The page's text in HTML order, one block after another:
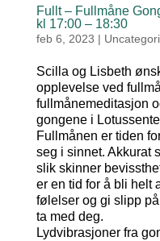
Fullt – Fullmåne
kl 17:00 – 18:30
feb 6, 2023 |
Scilla og Lisbeth
opplevelse ved
fullmånemeditasjon
gongene i
Fullmånen er tiden
seg i sinnet. Akkurat
slik skinner
er en tid for å bli helt
følelser og gi slipp
ta med deg.
Lydvibrasjoner fra